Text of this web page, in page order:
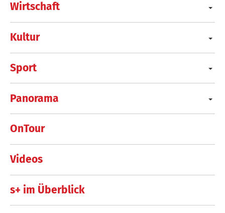
Wirtschaft
Kultur
Sport
Panorama
OnTour
Videos
s+ im Überblick